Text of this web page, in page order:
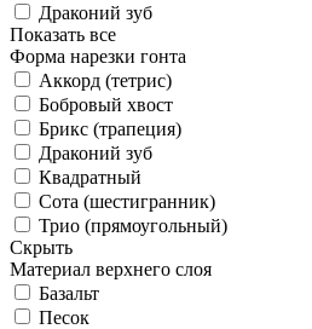
Драконий зуб
Показать все
Форма нарезки гонта
Аккорд (тетрис)
Бобровый хвост
Брикс (трапеция)
Драконий зуб
Квадратный
Сота (шестигранник)
Трио (прямоугольный)
Скрыть
Материал верхнего слоя
Базальт
Песок